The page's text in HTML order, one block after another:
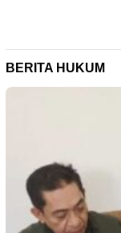
BERITA HUKUM